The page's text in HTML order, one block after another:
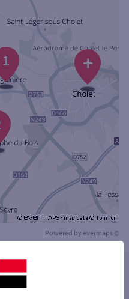
+
1
Powered by evermaps ©
dans les villes à